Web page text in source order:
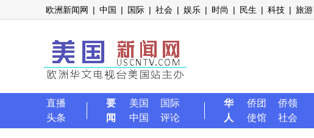
欧洲新闻网 | 中国 | 国际 | 社会 | 娱乐 | 时尚 | 民生 | 科技 | 旅游
直播
头条
要
闻
美国
国际
中国
评论
华
人
侨团
侨领
使馆
社会